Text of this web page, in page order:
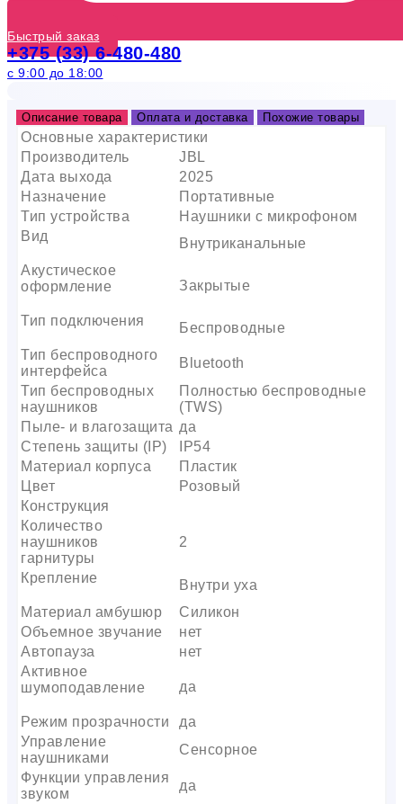
Быстрый заказ
+375 (33) 6-480-480
с 9:00 до 18:00
Описание товара Оплата и доставка Похожие товары
Основные характеристики
Производитель
JBL
Дата выхода
2025
Назначение
Портативные
Тип устройства
Наушники с микрофоном
Вид
Внутриканальные
Акустическое
оформление
Закрытые
Тип подключения
Беспроводные
Тип беспроводного
интерфейса
Bluetooth
Тип беспроводных
наушников
Полностью беспроводные
(TWS)
Пыле- и влагозащита да
Степень защиты (IP)
IP54
Материал корпуса
Пластик
Цвет
Розовый
Конструкция
Количество
наушников
гарнитуры
2
Крепление
Внутри уха
Материал амбушюр
Силикон
Объемное звучание
нет
Автопауза
нет
Активное
шумоподавление
да
Режим прозрачности
да
Управление
наушниками
Сенсорное
Функции управления
звуком
да